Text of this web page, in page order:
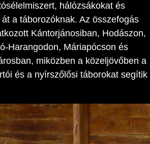
hálózsákokat és
a táborozóknak. Az összefogás
Kántorjánosiban, Hodászon,
Harangodon, Máriapócson és
miközben a közeljövőben a
és a nyírszőlősi táborokat segítik